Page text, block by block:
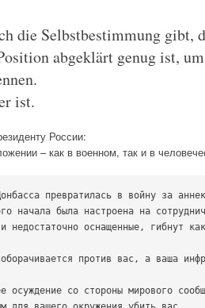
die Selbstbestimmung gibt,
abgeklärt genug ist,
ist.
России:
– как в военном, так и в
превратилась в войну за
начала была настроена на
недостаточно оснащенные, гибнут
против вас, а ваша
осуждение со стороны мирового